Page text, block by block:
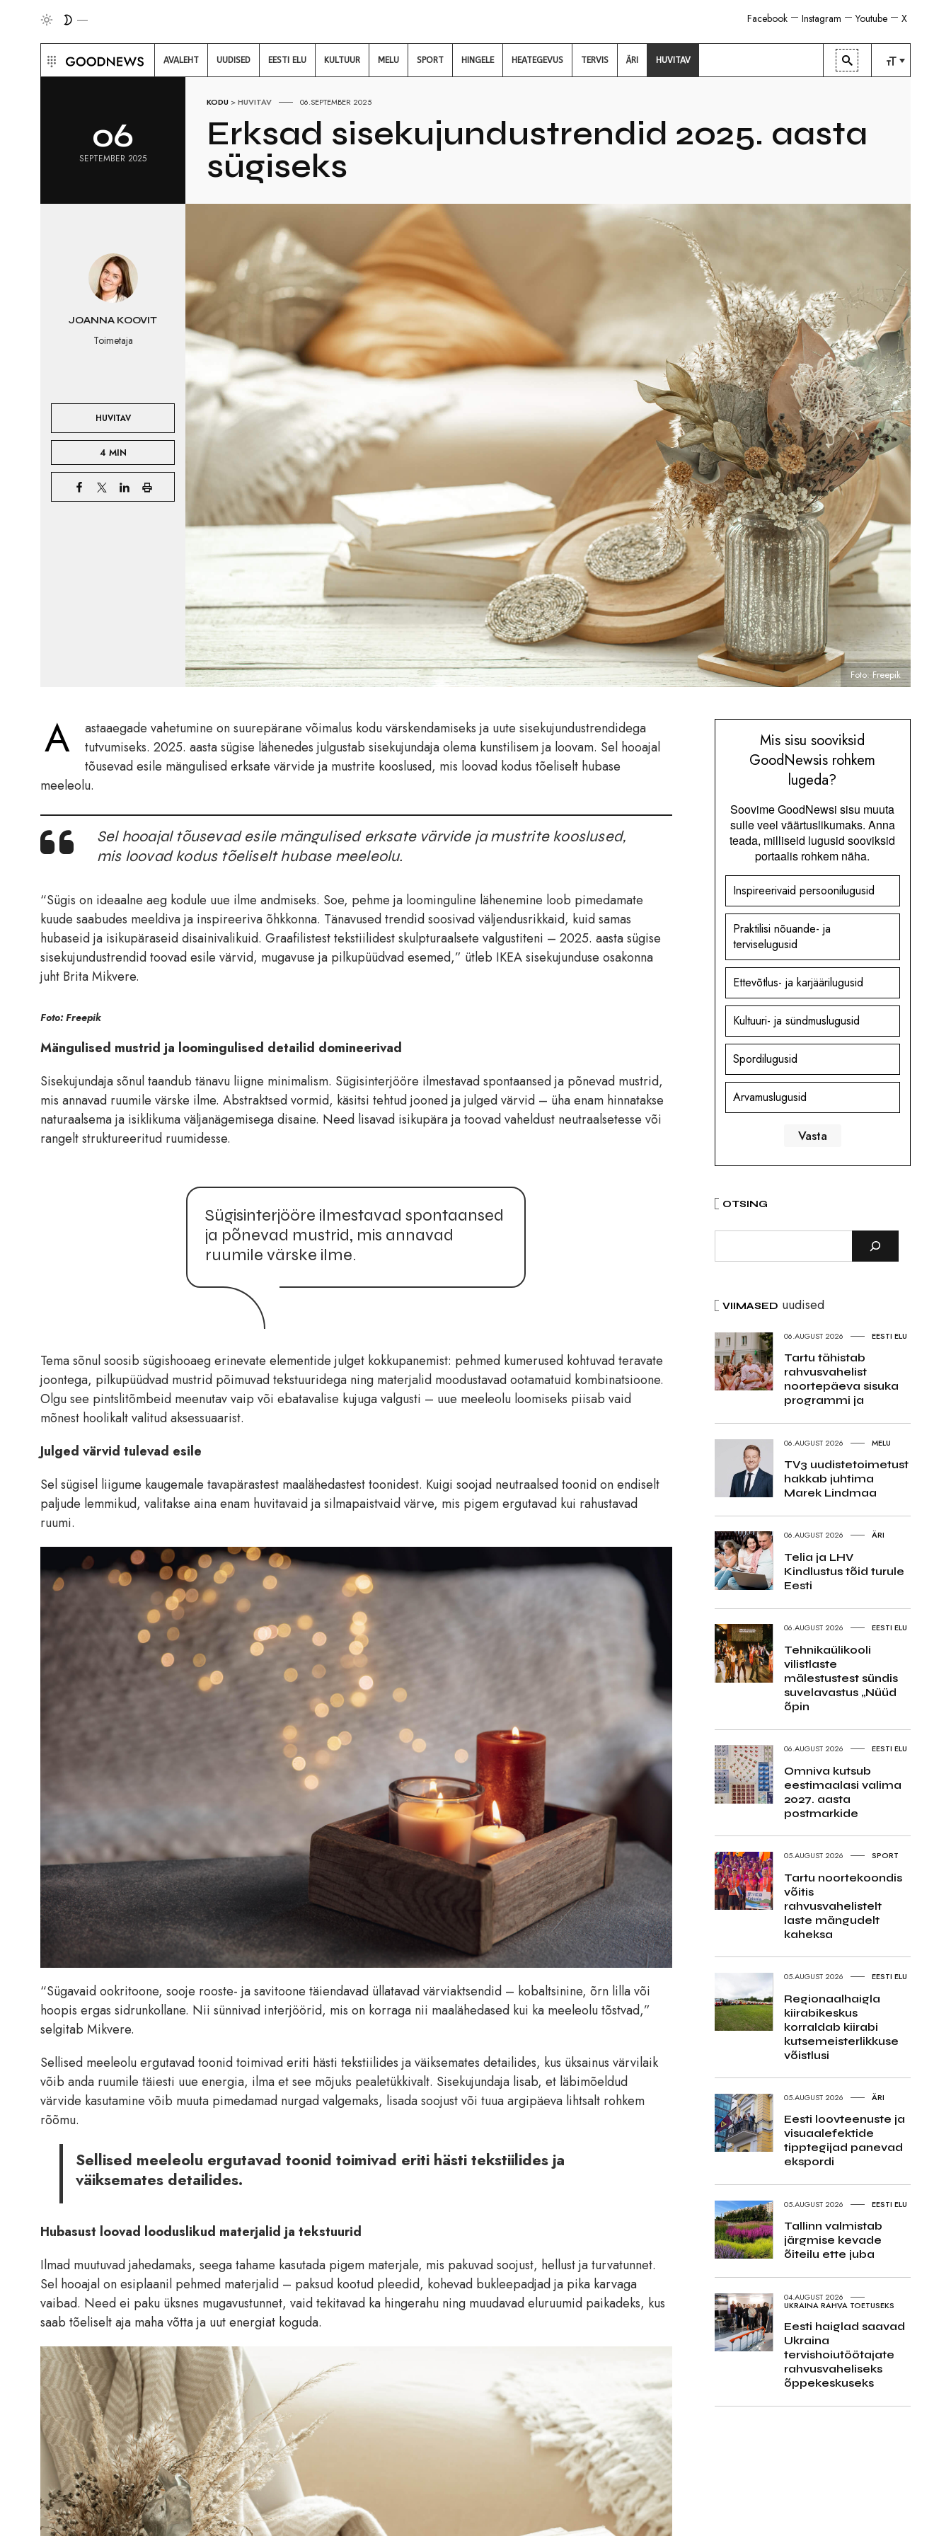
X
Youtube
Instagram
Facebook
AVALEHT UUDISED EESTI ELU KULTUUR MELU SPORT HINGELE HEATEGEVUS TERVIS ÄRI HUVITAV
06
SEPTEMBER 2025
KODU >HUVITAV 06.SEPTEMBER 2025
Erksad sisekujundustrendid 2025. aasta
sügiseks
JOANNA KOOVIT
Toimetaja
HUVITAV
4 MIN
Foto: Freepik
A
astaaegade vahetumine on suurepärane võimalus kodu värskendamiseks ja uute sisekujundustrendidega
tutvumiseks. 2025. aasta sügise lähenedes julgustab sisekujundaja olema kunstilisem ja loovam. Sel hooajal
tõusevad esile mängulised erksate värvide ja mustrite kooslused, mis loovad kodus tõeliselt hubase
meeleolu.
Sel hooajal tõusevad esile mängulised erksate värvide ja mustrite kooslused,
mis loovad kodus tõeliselt hubase meeleolu.
“Sügis on ideaalne aeg kodule uue ilme andmiseks. Soe, pehme ja loominguline lähenemine loob pimedamate
kuude saabudes meeldiva ja inspireeriva õhkkonna. Tänavused trendid soosivad väljendusrikkaid, kuid samas
hubaseid ja isikupäraseid disainivalikuid. Graafilistest tekstiilidest skulpturaalsete valgustiteni – 2025. aasta sügise
sisekujundustrendid toovad esile värvid, mugavuse ja pilkupüüdvad esemed,” ütleb IKEA sisekujunduse osakonna
juht Brita Mikvere.
Foto: Freepik
Mängulised mustrid ja loomingulised detailid domineerivad
Sisekujundaja sõnul taandub tänavu liigne minimalism. Sügisinterjööre ilmestavad spontaansed ja põnevad mustrid,
mis annavad ruumile värske ilme. Abstraktsed vormid, käsitsi tehtud jooned ja julged värvid – üha enam hinnatakse
naturaalsema ja isiklikuma väljanägemisega disaine. Need lisavad isikupära ja toovad vaheldust neutraalsetesse või
rangelt struktureeritud ruumidesse.
Sügisinterjööre ilmestavad spontaansed
ja põnevad mustrid, mis annavad
ruumile värske ilme.
Tema sõnul soosib sügishooaeg erinevate elementide julget kokkupanemist: pehmed kumerused kohtuvad teravate
joontega, pilkupüüdvad mustrid põimuvad tekstuuridega ning materjalid moodustavad ootamatuid kombinatsioone.
Olgu see pintslitõmbeid meenutav vaip või ebatavalise kujuga valgusti – uue meeleolu loomiseks piisab vaid
mõnest hoolikalt valitud aksessuaarist.
Julged värvid tulevad esile
Sel sügisel liigume kaugemale tavapärastest maalähedastest toonidest. Kuigi soojad neutraalsed toonid on endiselt
paljude lemmikud, valitakse aina enam huvitavaid ja silmapaistvaid värve, mis pigem ergutavad kui rahustavad
ruumi.
“Sügavaid ookritoone, sooje rooste- ja savitoone täiendavad üllatavad värviaktsendid – kobaltsinine, õrn lilla või
hoopis ergas sidrunkollane. Nii sünnivad interjöörid, mis on korraga nii maalähedased kui ka meeleolu tõstvad,”
selgitab Mikvere.
Sellised meeleolu ergutavad toonid toimivad eriti hästi tekstiilides ja väiksemates detailides, kus üksainus värvilaik
võib anda ruumile täiesti uue energia, ilma et see mõjuks pealetükkivalt. Sisekujundaja lisab, et läbimõeldud
värvide kasutamine võib muuta pimedamad nurgad valgemaks, lisada soojust või tuua argipäeva lihtsalt rohkem
rõõmu.
Sellised meeleolu ergutavad toonid toimivad eriti hästi tekstiilides ja
väiksemates detailides.
Hubasust loovad looduslikud materjalid ja tekstuurid
Ilmad muutuvad jahedamaks, seega tahame kasutada pigem materjale, mis pakuvad soojust, hellust ja turvatunnet.
Sel hooajal on esiplaanil pehmed materjalid – paksud kootud pleedid, kohevad bukleepadjad ja pika karvaga
vaibad. Need ei paku üksnes mugavustunnet, vaid tekitavad ka hingerahu ning muudavad eluruumid paikadeks, kus
saab tõeliselt aja maha võtta ja uut energiat koguda.
Mis sisu sooviksid
GoodNewsis rohkem
lugeda?
Soovime GoodNewsi sisu muuta
sulle veel väärtuslikumaks. Anna
teada, milliseid lugusid sooviksid
portaalis rohkem näha.
Inspireerivaid persoonilugusid
Praktilisi nõuande- ja
terviselugusid
Ettevõtlus- ja karjäärilugusid
Kultuuri- ja sündmuslugusid
Spordilugusid
Arvamuslugusid
OTSING
VIIMASED uudised
06.AUGUST 2026 EESTI ELU
Tartu tähistab
rahvusvahelist
noortepäeva sisuka
programmi ja
06.AUGUST 2026 MELU
TV3 uudistetoimetust
hakkab juhtima
Marek Lindmaa
06.AUGUST 2026 ÄRI
Telia ja LHV
Kindlustus tõid turule
Eesti
06.AUGUST 2026 EESTI ELU
Tehnikaülikooli
vilistlaste
mälestustest sündis
suvelavastus „Nüüd
õpin
06.AUGUST 2026 EESTI ELU
Omniva kutsub
eestimaalasi valima
2027. aasta
postmarkide
05.AUGUST 2026 SPORT
Tartu noortekoondis
võitis
rahvusvahelistelt
laste mängudelt
kaheksa
05.AUGUST 2026 EESTI ELU
Regionaalhaigla
kiirabikeskus
korraldab kiirabi
kutsemeisterlikkuse
võistlusi
05.AUGUST 2026 ÄRI
Eesti loovteenuste ja
visuaalefektide
tipptegijad panevad
ekspordi
05.AUGUST 2026 EESTI ELU
Tallinn valmistab
järgmise kevade
õiteilu ette juba
04.AUGUST 2026
UKRAINA RAHVA TOETUSEKS
Eesti haiglad saavad
Ukraina
tervishoiutöötajate
rahvusvaheliseks
õppekeskuseks